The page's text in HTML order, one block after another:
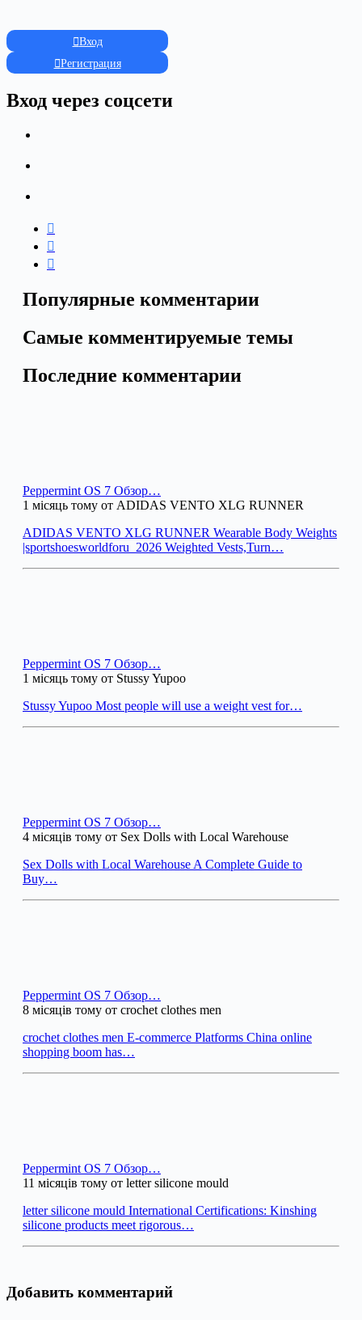
Вход
Регистрация
Вход через соцсети
Популярные комментарии
Самые комментируемые темы
Последние комментарии
Peppermint OS 7 Обзор…
1 місяць тому от ADIDAS VENTO XLG RUNNER
ADIDAS VENTO XLG RUNNER Wearable Body Weights
|sportshoesworldforu_2026 Weighted Vests,Turn…
Peppermint OS 7 Обзор…
1 місяць тому от Stussy Yupoo
Stussy Yupoo Most people will use a weight vest for…
Peppermint OS 7 Обзор…
4 місяців тому от Sex Dolls with Local Warehouse
Sex Dolls with Local Warehouse A Complete Guide to
Buy…
Peppermint OS 7 Обзор…
8 місяців тому от crochet clothes men
crochet clothes men E-commerce Platforms China online
shopping boom has…
Peppermint OS 7 Обзор…
11 місяців тому от letter silicone mould
letter silicone mould International Certifications: Kinshing
silicone products meet rigorous…
Добавить комментарий